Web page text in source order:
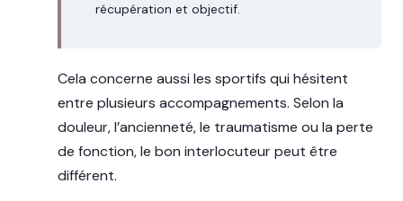
récupération et objectif.
Cela concerne aussi les sportifs qui hésitent
entre plusieurs accompagnements. Selon la
douleur, l’ancienneté, le traumatisme ou la perte
de fonction, le bon interlocuteur peut être
différent.